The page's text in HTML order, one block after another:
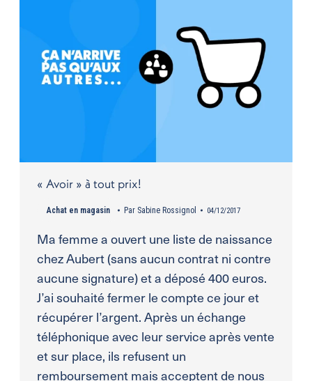
« Avoir » à tout prix!
Achat en magasin Par Sabine Rossignol 04/12/2017
Ma femme a ouvert une liste de naissance
chez Aubert (sans aucun contrat ni contre
aucune signature) et a déposé 400 euros.
J’ai souhaité fermer le compte ce jour et
récupérer l’argent. Après un échange
téléphonique avec leur service après vente
et sur place, ils refusent un
remboursement mais acceptent de nous